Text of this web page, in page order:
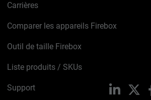
Carrières
Comparer les appareils Firebox
Outil de taille Firebox
Liste produits / SKUs
Support LinkedIn